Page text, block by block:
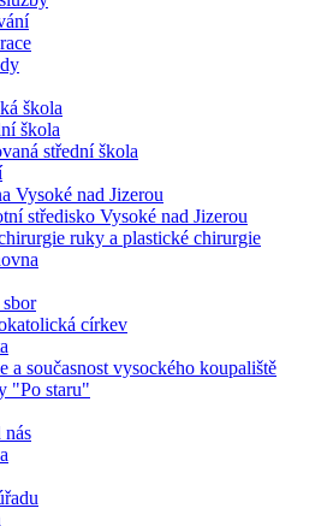
škola
škola
střední škola
Vysoké nad Jizerou
středisko Vysoké nad Jizerou
ruky a plastické chirurgie
církev
a současnost vysockého koupaliště
"Po staru"
nás